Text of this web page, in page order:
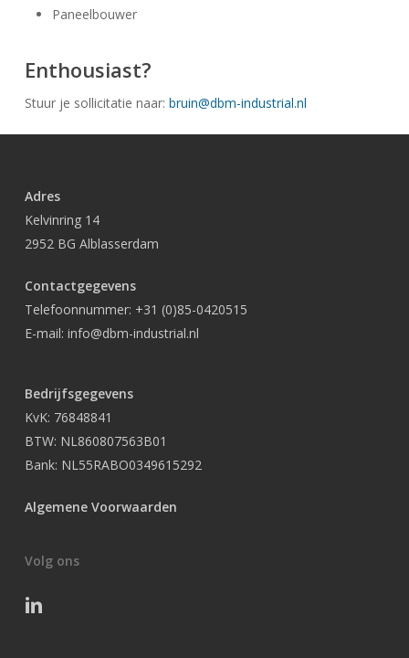
Paneelbouwer
Enthousiast?
Stuur je sollicitatie naar: bruin@dbm-industrial.nl
Adres
Kelvinring 14
2952 BG Alblasserdam
Contactgegevens
Telefoonnummer: +31 (0)85-0420515
E-mail: info@dbm-industrial.nl
Bedrijfsgegevens
KvK: 76848841
BTW: NL860807563B01
Bank: NL55RABO0349615292
Algemene Voorwaarden
Volg ons